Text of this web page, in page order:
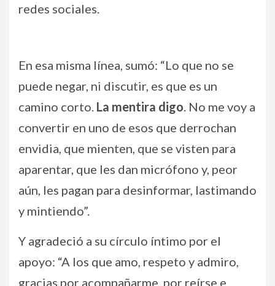
redes sociales.
En esa misma línea, sumó: “Lo que no se
puede negar, ni discutir, es que es un
camino corto. La mentira digo. No me voy a
convertir en uno de esos que derrochan
envidia, que mienten, que se visten para
aparentar, que les dan micrófono y, peor
aún, les pagan para desinformar, lastimando
y mintiendo”.
Y agradeció a su círculo íntimo por el
apoyo: “A los que amo, respeto y admiro,
gracias por acompañarme, por reírse e